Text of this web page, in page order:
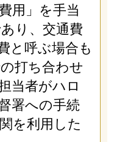
用」を手当
り、交通費
と呼ぶ場合も
打ち合わせ
当者がハロ
署への手続
を利用した